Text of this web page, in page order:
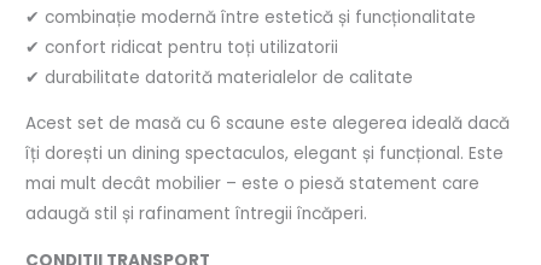
✔ combinație modernă între estetică și funcționalitate
✔ confort ridicat pentru toți utilizatorii
✔ durabilitate datorită materialelor de calitate
Acest set de masă cu 6 scaune este alegerea ideală dacă
îți dorești un dining spectaculos, elegant și funcțional. Este
mai mult decât mobilier – este o piesă statement care
adaugă stil și rafinament întregii încăperi.